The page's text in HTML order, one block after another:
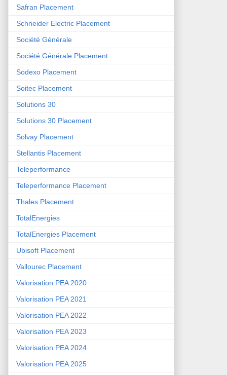
Safran Placement
Schneider Electric Placement
Société Générale
Société Générale Placement
Sodexo Placement
Soitec Placement
Solutions 30
Solutions 30 Placement
Solvay Placement
Stellantis Placement
Teleperformance
Teleperformance Placement
Thales Placement
TotalEnergies
TotalEnergies Placement
Ubisoft Placement
Vallourec Placement
Valorisation PEA 2020
Valorisation PEA 2021
Valorisation PEA 2022
Valorisation PEA 2023
Valorisation PEA 2024
Valorisation PEA 2025